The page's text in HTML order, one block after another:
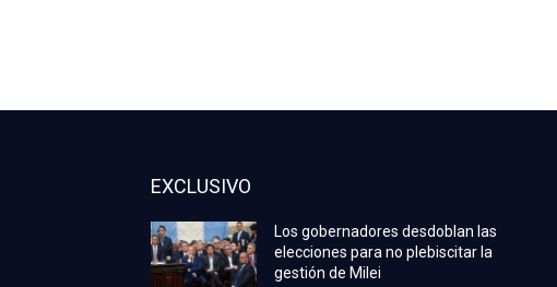
EXCLUSIVO
Los gobernadores desdoblan las
elecciones para no plebiscitar la
gestión de Milei